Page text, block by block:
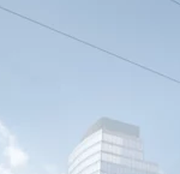
grozy. Tak